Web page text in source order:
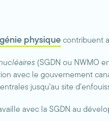
physique contribuent
(SGDN ou NWMO
avec le gouvernement
jusqu’au site
avec la SGDN au